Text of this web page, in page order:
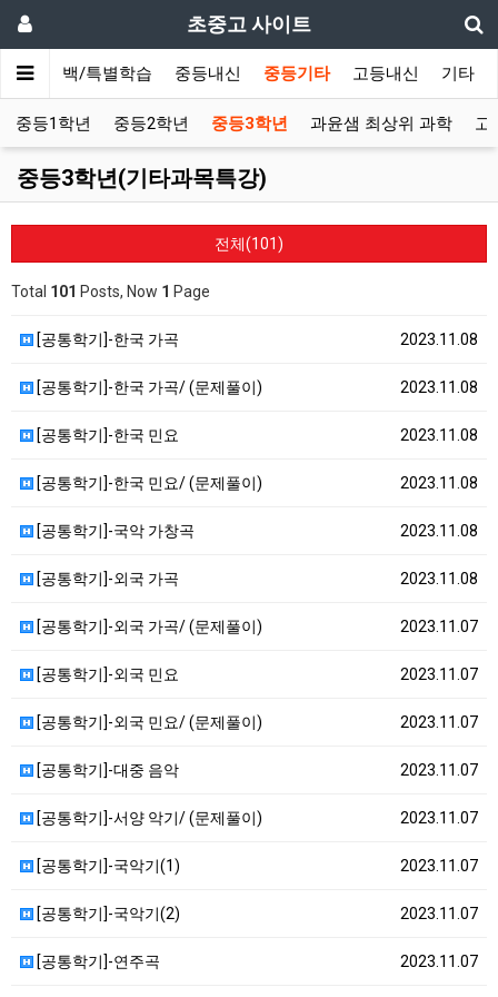
초중고 사이트
초등올백/특별학습 중등내신 중등기타 고등내신 기타
중등1학년 중등2학년 중등3학년 과윤샘 최상위 과학 고
중등3학년(기타과목특강)
전체(101)
Total 101 Posts, Now 1 Page
2023.11.08
[공통학기]-한국 가곡
2023.11.08
[공통학기]-한국 가곡/ (문제풀이)
2023.11.08
[공통학기]-한국 민요
2023.11.08
[공통학기]-한국 민요/ (문제풀이)
2023.11.08
[공통학기]-국악 가창곡
2023.11.08
[공통학기]-외국 가곡
2023.11.07
[공통학기]-외국 가곡/ (문제풀이)
2023.11.07
[공통학기]-외국 민요
2023.11.07
[공통학기]-외국 민요/ (문제풀이)
2023.11.07
[공통학기]-대중 음악
2023.11.07
[공통학기]-서양 악기/ (문제풀이)
2023.11.07
[공통학기]-국악기(1)
2023.11.07
[공통학기]-국악기(2)
2023.11.07
[공통학기]-연주곡